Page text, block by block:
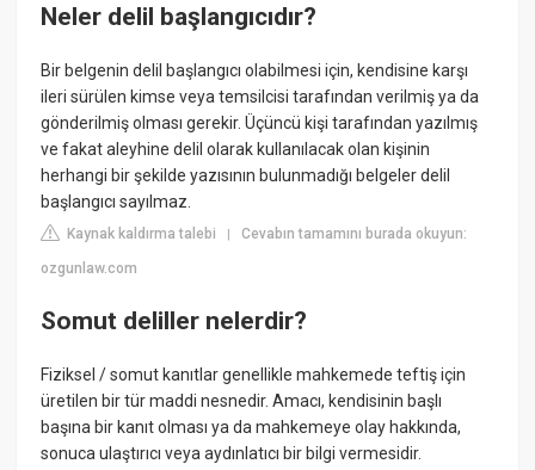
Neler delil başlangıcıdır?
Bir belgenin delil başlangıcı olabilmesi için, kendisine karşı
ileri sürülen kimse veya temsilcisi tarafından verilmiş ya da
gönderilmiş olması gerekir. Üçüncü kişi tarafından yazılmış
ve fakat aleyhine delil olarak kullanılacak olan kişinin
herhangi bir şekilde yazısının bulunmadığı belgeler delil
başlangıcı sayılmaz.
Kaynak kaldırma talebi |Cevabın tamamını burada okuyun:
ozgunlaw.com
Somut deliller nelerdir?
Fiziksel / somut kanıtlar genellikle mahkemede teftiş için
üretilen bir tür maddi nesnedir. Amacı, kendisinin başlı
başına bir kanıt olması ya da mahkemeye olay hakkında,
sonuca ulaştırıcı veya aydınlatıcı bir bilgi vermesidir.